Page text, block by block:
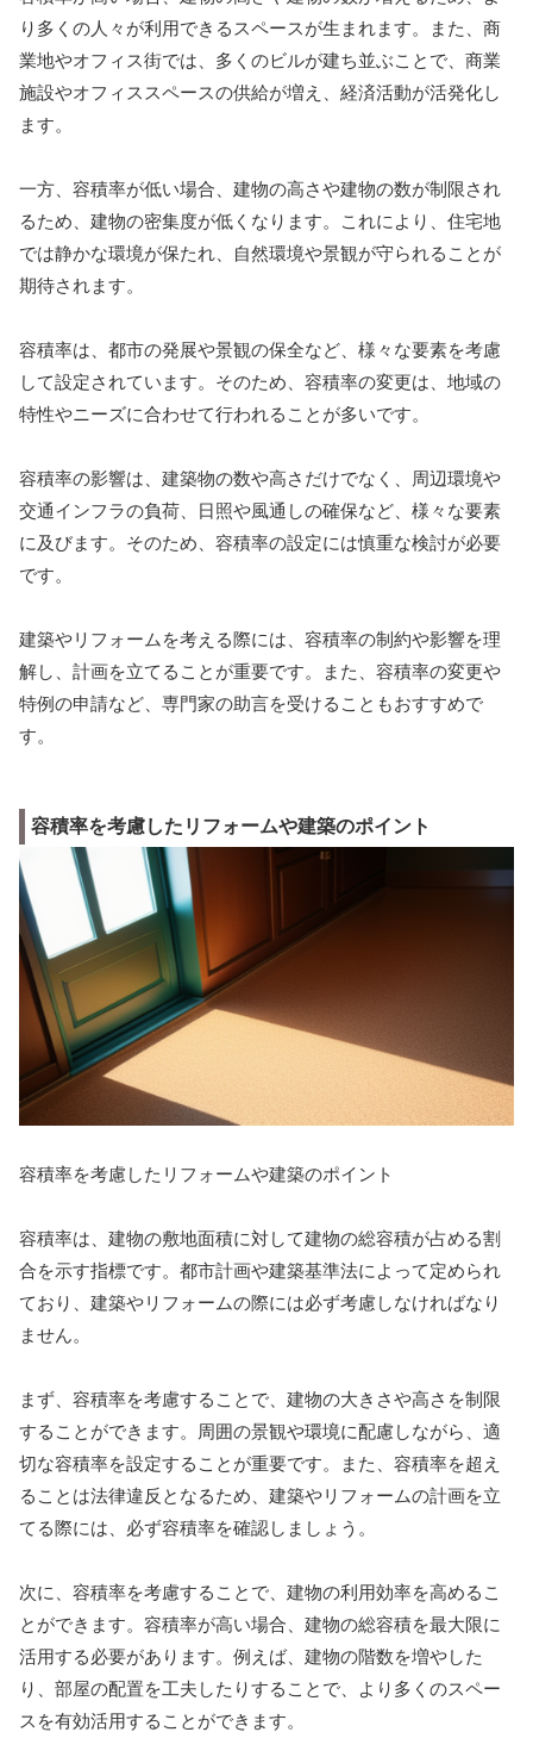
り多くの人々が利用できるスペースが生まれます。また、商
業地やオフィス街では、多くのビルが建ち並ぶことで、商業
施設やオフィススペースの供給が増え、経済活動が活発化し
ます。
一方、容積率が低い場合、建物の高さや建物の数が制限され
るため、建物の密集度が低くなります。これにより、住宅地
では静かな環境が保たれ、自然環境や景観が守られることが
期待されます。
容積率は、都市の発展や景観の保全など、様々な要素を考慮
して設定されています。そのため、容積率の変更は、地域の
特性やニーズに合わせて行われることが多いです。
容積率の影響は、建築物の数や高さだけでなく、周辺環境や
交通インフラの負荷、日照や風通しの確保など、様々な要素
に及びます。そのため、容積率の設定には慎重な検討が必要
です。
建築やリフォームを考える際には、容積率の制約や影響を理
解し、計画を立てることが重要です。また、容積率の変更や
特例の申請など、専門家の助言を受けることもおすすめで
す。
容積率を考慮したリフォームや建築のポイント
容積率を考慮したリフォームや建築のポイント
容積率は、建物の敷地面積に対して建物の総容積が占める割
合を示す指標です。都市計画や建築基準法によって定められ
ており、建築やリフォームの際には必ず考慮しなければなり
ません。
まず、容積率を考慮することで、建物の大きさや高さを制限
することができます。周囲の景観や環境に配慮しながら、適
切な容積率を設定することが重要です。また、容積率を超え
ることは法律違反となるため、建築やリフォームの計画を立
てる際には、必ず容積率を確認しましょう。
次に、容積率を考慮することで、建物の利用効率を高めるこ
とができます。容積率が高い場合、建物の総容積を最大限に
活用する必要があります。例えば、建物の階数を増やした
り、部屋の配置を工夫したりすることで、より多くのスペー
スを有効活用することができます。